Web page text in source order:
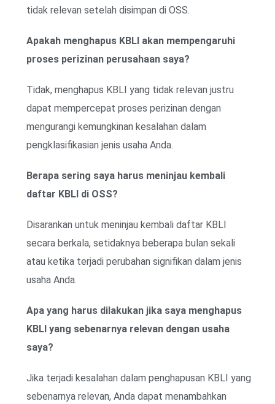
tidak relevan setelah disimpan di OSS.
Apakah menghapus KBLI akan mempengaruhi
proses perizinan perusahaan saya?
Tidak, menghapus KBLI yang tidak relevan justru
dapat mempercepat proses perizinan dengan
mengurangi kemungkinan kesalahan dalam
pengklasifikasian jenis usaha Anda.
Berapa sering saya harus meninjau kembali
daftar KBLI di OSS?
Disarankan untuk meninjau kembali daftar KBLI
secara berkala, setidaknya beberapa bulan sekali
atau ketika terjadi perubahan signifikan dalam jenis
usaha Anda.
Apa yang harus dilakukan jika saya menghapus
KBLI yang sebenarnya relevan dengan usaha
saya?
Jika terjadi kesalahan dalam penghapusan KBLI yang
sebenarnya relevan, Anda dapat menambahkan